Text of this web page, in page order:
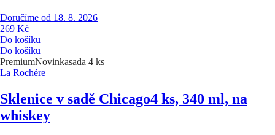
Doručíme od 18. 8. 2026
269 Kč
Do košíku
Do košíku
PremiumNovinkasada 4 ks
La Rochére
Sklenice v sadě Chicago4 ks, 340 ml, na
whiskey